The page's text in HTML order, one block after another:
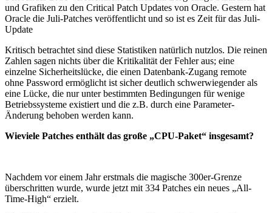
und Grafiken zu den Critical Patch Updates von Oracle. Gestern hat
Oracle die Juli-Patches veröffentlicht und so ist es Zeit für das Juli-
Update
Kritisch betrachtet sind diese Statistiken natürlich nutzlos. Die reinen
Zahlen sagen nichts über die Kritikalität der Fehler aus; eine
einzelne Sicherheitslücke, die einen Datenbank-Zugang remote
ohne Password ermöglicht ist sicher deutlich schwerwiegender als
eine Lücke, die nur unter bestimmten Bedingungen für wenige
Betriebssysteme existiert und die z.B. durch eine Parameter-
Änderung behoben werden kann.
Wieviele Patches enthält das große „CPU-Paket“ insgesamt?
Nachdem vor einem Jahr erstmals die magische 300er-Grenze
überschritten wurde, wurde jetzt mit 334 Patches ein neues „All-
Time-High“ erzielt.